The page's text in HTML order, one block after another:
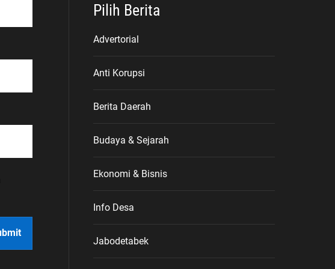
Pilih Berita
Advertorial
Anti Korupsi
Berita Daerah
Budaya & Sejarah
Ekonomi & Bisnis
Info Desa
Jabodetabek